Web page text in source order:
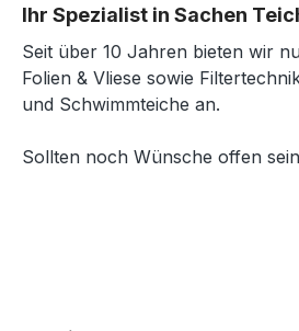
Ihr Spezialist in Sachen
Seit über 10 Jahren bieten wir
Folien & Vliese sowie
und Schwimmteiche an.
Sollten noch Wünsche offen